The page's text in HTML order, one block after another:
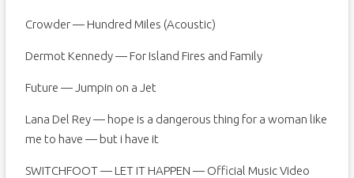
Crowder — Hundred Miles (Acoustic)
Dermot Kennedy — For Island Fires and Family
Future — Jumpin on a Jet
Lana Del Rey — hope is a dangerous thing for a woman like
me to have — but i have it
SWITCHFOOT — LET IT HAPPEN — Official Music Video